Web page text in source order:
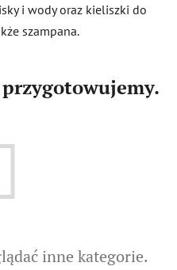
i wody oraz kieliszki do
szampana.
inne kategorie.